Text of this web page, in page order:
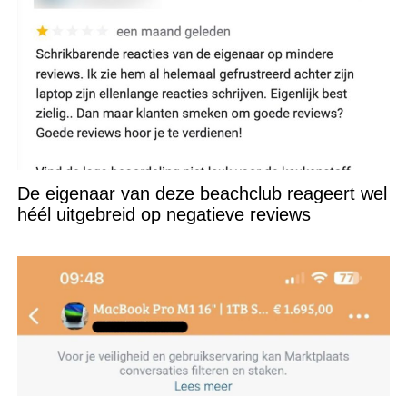
De eigenaar van deze beachclub reageert wel
héél uitgebreid op negatieve reviews